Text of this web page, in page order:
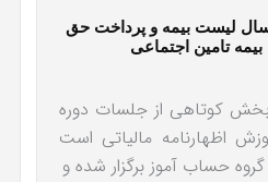
لیست بیمه و پرداخت حق
بیمه تامین اجتماعی
بخش کوتاهی از جلسات دوره
اظهارنامه مالیاتی است
حساب آموز برگزار شده و